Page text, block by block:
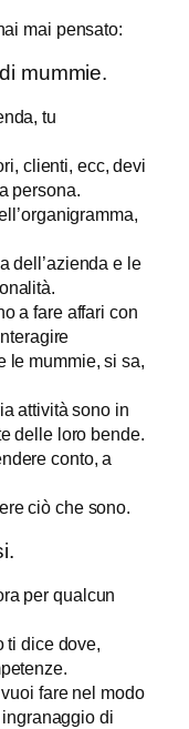
mai pensato:
mummie.
tu
clienti, ecc, devi
persona.
dell’azienda e le
a fare affari con
le mummie, si sa,
attività sono in
delle loro bende.
conto, a
ciò che sono.
per qualcun
ti dice dove,
fare nel modo
di